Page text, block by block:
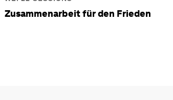
Zusammenarbeit für den Frieden